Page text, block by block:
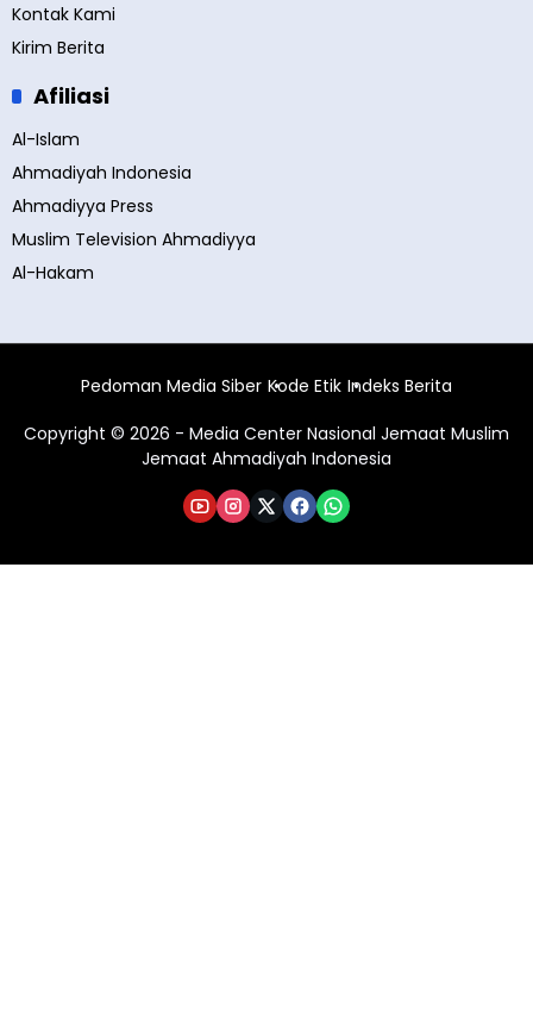
Kontak Kami
Kirim Berita
Afiliasi
Al-Islam
Ahmadiyah Indonesia
Ahmadiyya Press
Muslim Television Ahmadiyya
Al-Hakam
Pedoman Media Siber Kode Etik Indeks Berita
Copyright © 2026 - Media Center Nasional Jemaat Muslim
Jemaat Ahmadiyah Indonesia